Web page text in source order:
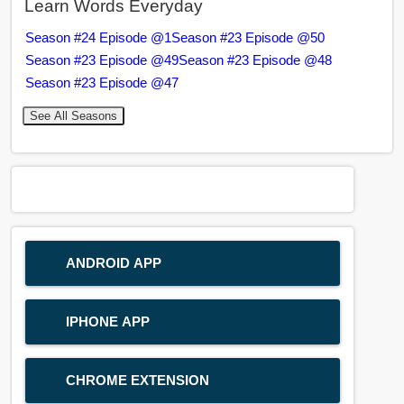
Learn Words Everyday
Season #24 Episode @1Season #23 Episode @50
Season #23 Episode @49Season #23 Episode @48
Season #23 Episode @47
See All Seasons
ANDROID APP
IPHONE APP
CHROME EXTENSION